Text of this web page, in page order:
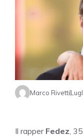
Marco Rivetti
Il rapper Fedez,